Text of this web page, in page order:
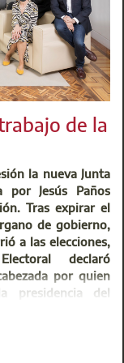
con el
de los
de reciente o
Regional de
intervenir como
y de
de consumo.
arbitraje de
- 23 de Junio a las
de la
la nueva Junta
por Jesús Paños
Tras expirar el
de gobierno,
a las elecciones,
declaró
por quien
presidencia del
Colegio quiere
los colegiados y